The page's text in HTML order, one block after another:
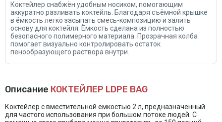
Коктейлер снабжён удобным носиком, помогающим
аккуратно разливать коктейль. Благодаря съёмной крышке
в ёмкость легко засыпать смесь-композицию и залить
основу для коктейля. Ёмкость сделана из полностью
безопасного полимерного материала. Прозрачная колба
помогает визуально контролировать остаток
пенообразующего раствора внутри.
Описание КОКТЕЙЛЕР LDPE BAG
Коктейлер с вместительной ёмкостью 2 л, предназначенный
для частого использования при большом потоке людей. С